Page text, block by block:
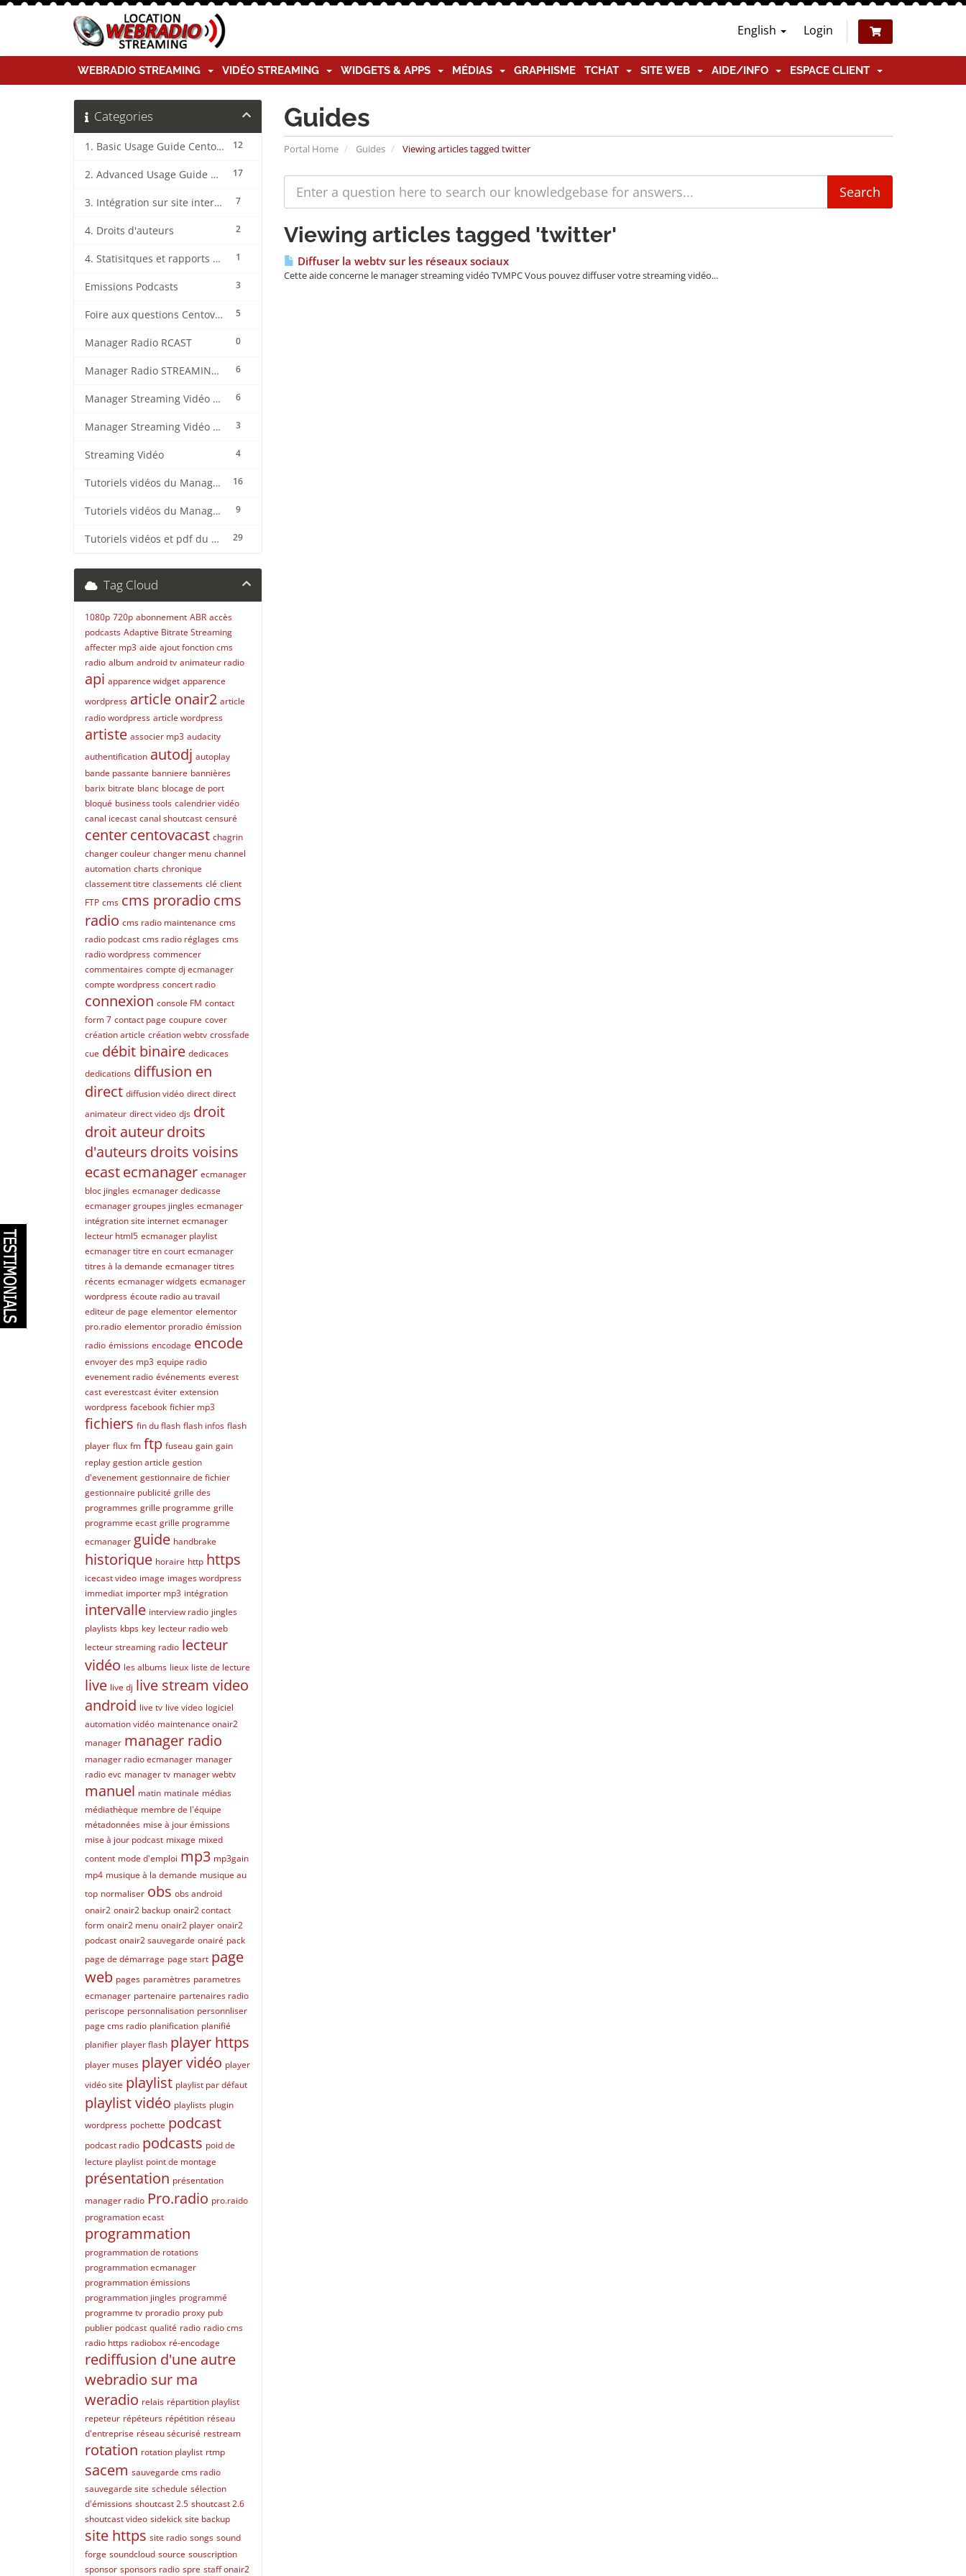
English Login
WEBRADIO STREAMING VIDÉO STREAMING WIDGETS & APPS MÉDIAS GRAPHISME TCHAT SITE WEB AIDE/INFO ESPACE CLIENT
Guides
Portal Home Guides Viewing articles tagged twitter
Categories
12
1. Basic Usage Guide CentovaCast
17
2. Advanced Usage Guide CentovaCast
7
3. Intégration sur site internet CentovaCast
2
4. Droits d'auteurs
1
4. Statisitques et rapports CentovaCast
3
Emissions Podcasts
5
Foire aux questions CentovaCast
0
Manager Radio RCAST
6
Manager Radio STREAMING CENTER
6
Manager Streaming Vidéo TVMCP
3
Manager Streaming Vidéo VDO
4
Streaming Vidéo
16
Tutoriels vidéos du Manager Radio CentovaCast
9
Tutoriels vidéos du Manager Radio STREAMING CENTER
29
Tutoriels vidéos et pdf du CMS Radio Wordpress + OnAir2/Pro.Radio
Viewing articles tagged 'twitter'
Diffuser la webtv sur les réseaux sociaux
Cette aide concerne le manager streaming vidéo TVMPC Vous pouvez diffuser votre streaming vidéo...
Tag Cloud
1080p 720p abonnement ABR accès
podcasts Adaptive Bitrate Streaming
affecter mp3 aide ajout fonction cms
radio album android tv animateur radio
api apparence widget apparence
wordpress article onair2 article
radio wordpress article wordpress
artiste associer mp3 audacity
authentification autodj autoplay
bande passante banniere bannières
barix bitrate blanc blocage de port
bloqué business tools calendrier vidéo
canal icecast canal shoutcast censuré
centercentovacast chagrin
changer couleur changer menu channel
automation charts chronique
classement titre classements clé client
FTP cms cms proradio cms
radio cms radio maintenance cms
radio podcast cms radio réglages cms
radio wordpress commencer
commentaires compte dj ecmanager
compte wordpress concert radio
connexion console FM contact
form 7 contact page coupure cover
création article création webtv crossfade
cue débit binaire dedicaces
dedications diffusion en
direct diffusion vidéo direct direct
animateur direct video djs droit
droit auteurdroits
d'auteurs droits voisins
ecastecmanager ecmanager
bloc jingles ecmanager dedicasse
ecmanager groupes jingles ecmanager
intégration site internet ecmanager
lecteur html5 ecmanager playlist
ecmanager titre en court ecmanager
titres à la demande ecmanager titres
récents ecmanager widgets ecmanager
wordpress écoute radio au travail
editeur de page elementor elementor
pro.radio elementor proradio émission
radio émissions encodage encode
envoyer des mp3 equipe radio
evenement radio événements everest
cast everestcast éviter extension
wordpress facebook fichier mp3
fichiers fin du flash flash infos flash
player flux fm ftp fuseau gain gain
replay gestion article gestion
d'evenement gestionnaire de fichier
gestionnaire publicité grille des
programmes grille programme grille
programme ecast grille programme
ecmanager guide handbrake
historique horaire http https
icecast video image images wordpress
immediat importer mp3 intégration
intervalle interview radio jingles
playlists kbps key lecteur radio web
lecteur streaming radio lecteur
vidéo les albums lieux liste de lecture
live live dj live stream video
android live tv live video logiciel
automation vidéo maintenance onair2
manager manager radio
manager radio ecmanager manager
radio evc manager tv manager webtv
manuel matin matinale médias
médiathèque membre de l'équipe
métadonnées mise à jour émissions
mise à jour podcast mixage mixed
content mode d'emploi mp3 mp3gain
mp4 musique à la demande musique au
top normaliser obs obs android
onair2 onair2 backup onair2 contact
form onair2 menu onair2 player onair2
podcast onair2 sauvegarde onairé pack
page de démarrage page start page
web pages paramètres parametres
ecmanager partenaire partenaires radio
periscope personnalisation personnliser
page cms radio planification planifié
planifier player flash player https
player muses player vidéo player
vidéo site playlist playlist par défaut
playlist vidéo playlists plugin
wordpress pochette podcast
podcast radio podcasts poid de
lecture playlist point de montage
présentation présentation
manager radio Pro.radio pro.raido
programation ecast
programmation
programmation de rotations
programmation ecmanager
programmation émissions
programmation jingles programmé
programme tv proradio proxy pub
publier podcast qualité radio radio cms
radio https radiobox ré-encodage
rediffusion d'une autre
webradio sur ma
weradio relais répartition playlist
repeteur répéteurs répétition réseau
d'entreprise réseau sécurisé restream
rotation rotation playlist rtmp
sacem sauvegarde cms radio
sauvegarde site schedule sélection
d'émissions shoutcast 2.5 shoutcast 2.6
shoutcast video sidekick site backup
site https site radio songs sound
forge soundcloud source souscription
sponsor sponsors radio spre staff onair2